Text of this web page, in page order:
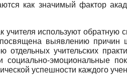
как значимый фактор
используют
выявлению причин
отдельных учительских
социально-эмоциональные
успешности каждого